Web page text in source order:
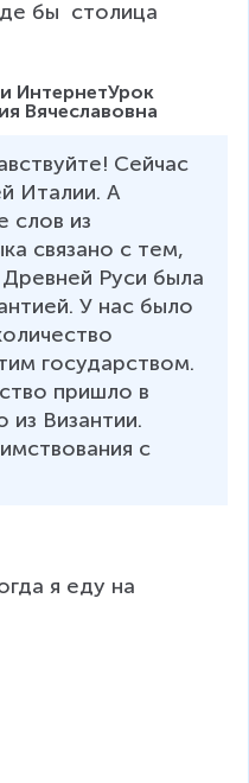
бы  столица
ИнтернетУрок
Вячеславовна
Сейчас
Италии. А
слов из
связано с тем,
Руси была
У нас было
государством.
пришло в
Византии.
с
я еду на